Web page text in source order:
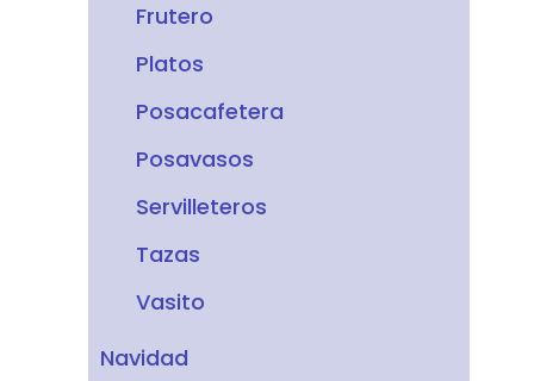
Frutero
Platos
Posacafetera
Posavasos
Servilleteros
Tazas
Vasito
Navidad